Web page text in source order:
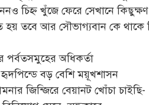
চিহ্ন খুঁজে ফেরে সেখানে
হয় তবে আর সৌভাগ্যবান কে থাকে
অধিকর্তা
বড় বেশি ময়ূখশাসন
জিন্জিরে বেয়ানট খোঁচা চাইছি-